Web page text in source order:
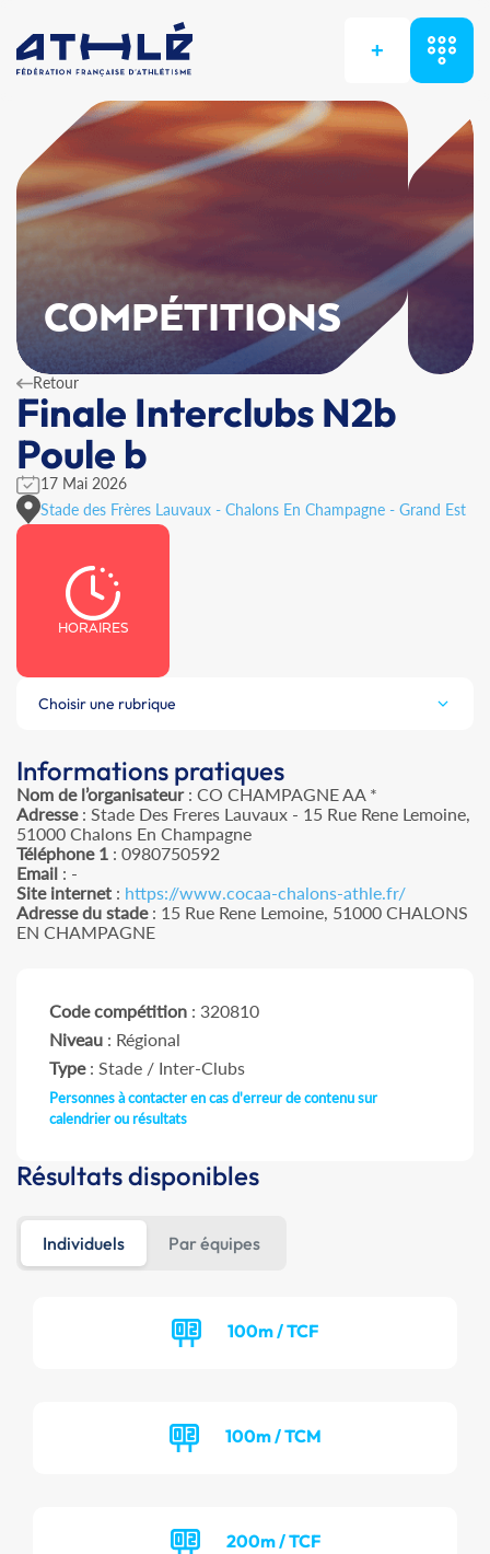
+
COMPÉTITIONS
Retour
Finale Interclubs N2b
Poule b
17 Mai 2026
Stade des Frères Lauvaux - Chalons En Champagne - Grand Est
HORAIRES
Choisir une rubrique
Informations pratiques
Nom de l’organisateur: CO CHAMPAGNE AA *
Adresse: Stade Des Freres Lauvaux - 15 Rue Rene Lemoine,
51000 Chalons En Champagne
Téléphone 1 : 0980750592
Email : -
Site internet : https://www.cocaa-chalons-athle.fr/
Adresse du stade: 15 Rue Rene Lemoine, 51000 CHALONS
EN CHAMPAGNE
Code compétition : 320810
Niveau : Régional
Type: Stade / Inter-Clubs
Personnes à contacter en cas d'erreur de contenu sur
calendrier ou résultats
Résultats disponibles
Individuels Par équipes
100m / TCF
100m / TCM
200m / TCF